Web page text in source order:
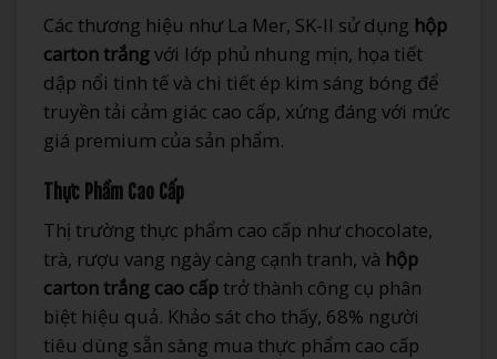
Các thương hiệu như La Mer, SK-II sử dụng hộp
carton trắngvới lớp phủ nhung mịn, họa tiết
dập nổi tinh tế và chi tiết ép kim sáng bóng để
truyền tải cảm giác cao cấp, xứng đáng với mức
giá premium của sản phẩm.
Thực Phẩm Cao Cấp
Thị trường thực phẩm cao cấp như chocolate,
trà, rượu vang ngày càng cạnh tranh, và hộp
carton trắng cao cấp trở thành công cụ phân
biệt hiệu quả. Khảo sát cho thấy, 68% người
tiêu dùng sẵn sàng mua thực phẩm cao cấp